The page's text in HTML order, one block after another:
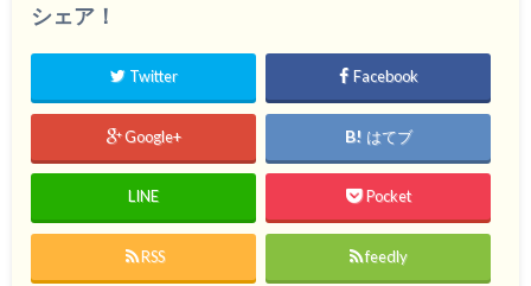
シェア！
Twitter Facebook
Google+ はてブ
LINE Pocket
RSS feedly